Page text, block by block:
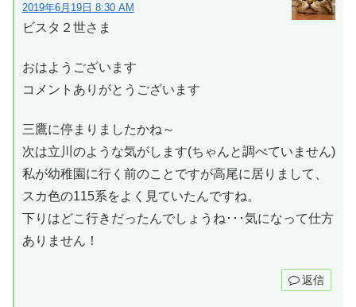
2019年6月19日 8:30 AM
ビスタ２世さま
おはようございます
コメントありがとうございます
三鷹に停まりましたかね～
次は立川のような気がします(ちゃんと調べていません)
私が幼稚園に行く前のことですが高尾に居りまして、
スカ色の115系をよく見ていたんですね。
下りはどこ行きだったんでしょうね･･･気になって仕方
ありません！
返信